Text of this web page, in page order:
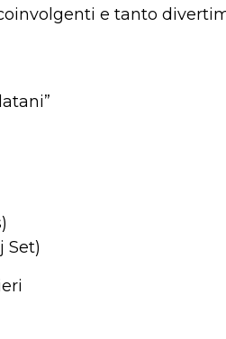
e tanto
Set)